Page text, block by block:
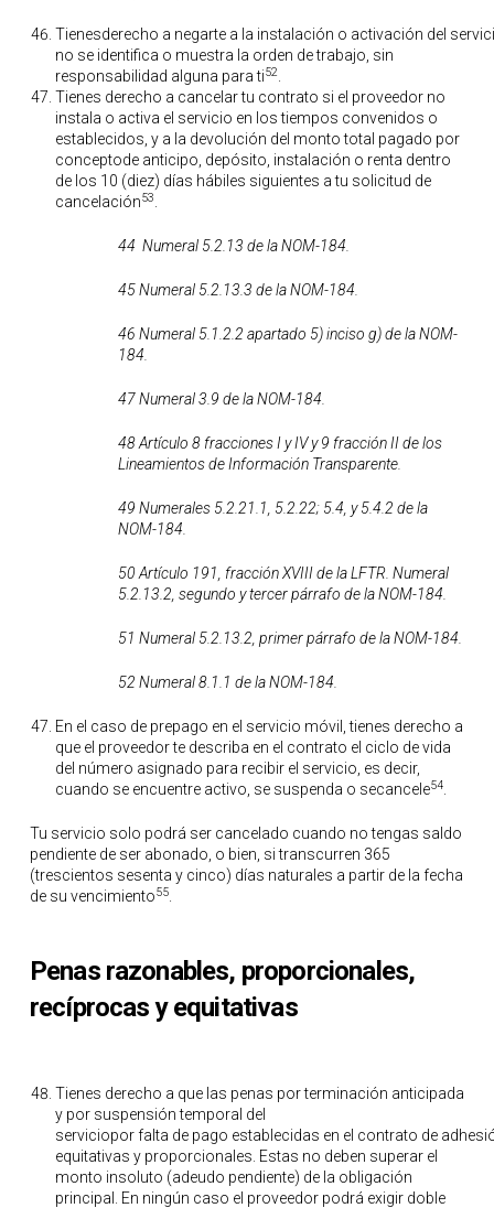
Tienesderecho a negarte a la instalación o activación del
no se identifica o muestra la orden de trabajo, sin
responsabilidad alguna para ti52
Tienes derecho a cancelar tu contrato si el proveedor no
instala o activa el servicio en los tiempos convenidos o
establecidos, y a la devolución del monto total pagado por
conceptode anticipo, depósito, instalación o renta dentro
de los 10 (diez) días hábiles siguientes a tu solicitud de
cancelación53
44 Numeral 5.2.13 de la NOM-184.
45 Numeral 5.2.13.3 de la NOM-184.
46 Numeral 5.1.2.2 apartado 5) inciso g) de la NOM-
184.
47 Numeral 3.9 de la NOM-184.
48 Artículo 8 fracciones I y IV y 9 fracción II de los
Lineamientos de Información Transparente.
49 Numerales 5.2.21.1, 5.2.22; 5.4, y 5.4.2 de la
NOM-184.
50 Artículo 191, fracción XVIII de la LFTR. Numeral
5.2.13.2, segundo y tercer párrafo de la NOM-184.
51 Numeral 5.2.13.2, primer párrafo de la NOM-184.
52 Numeral 8.1.1 de la NOM-184.
En el caso de prepago en el servicio móvil, tienes derecho a
que el proveedor te describa en el contrato el ciclo de vida
del número asignado para recibir el servicio, es decir,
cuando se encuentre activo, se suspenda o secancele54
Tu servicio solo podrá ser cancelado cuando no tengas saldo
pendiente de ser abonado, o bien, si transcurren 365
(trescientos sesenta y cinco) días naturales a partir de la fecha
de su vencimiento55.
Penas razonables, proporcionales,
recíprocas y equitativas
Tienes derecho a que las penas por terminación anticipada
y por suspensión temporal del
serviciopor falta de pago establecidas en el contrato de
equitativas y proporcionales. Estas no deben superar el
monto insoluto (adeudo pendiente) de la obligación
principal. En ningún caso el proveedor podrá exigir doble